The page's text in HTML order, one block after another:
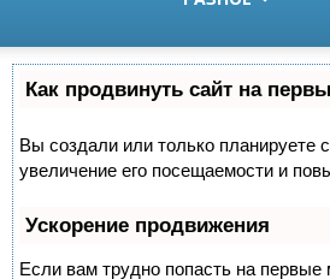
Как продвинуть сайт на
Вы создали или только планируете
увеличение его посещаемости и
Ускорение продвижения
Если вам трудно попасть на первые